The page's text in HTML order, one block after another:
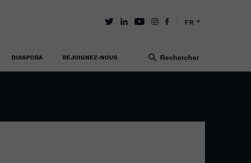
FR
DIASPORA REJOIGNEZ-NOUS